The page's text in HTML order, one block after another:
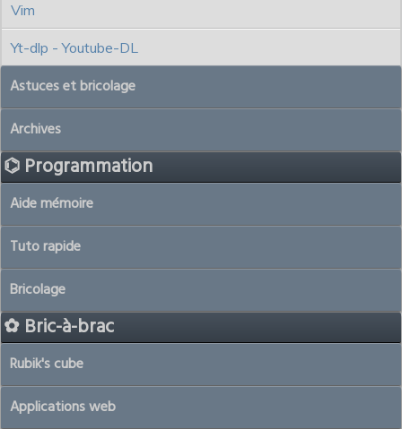
Vim
Yt-dlp - Youtube-DL
Astuces et bricolage
Archives
⌬ Programmation
Aide mémoire
Tuto rapide
Bricolage
✿ Bric-à-brac
Rubik's cube
Applications web